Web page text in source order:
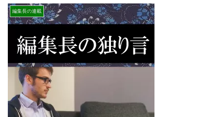
編集長の連載